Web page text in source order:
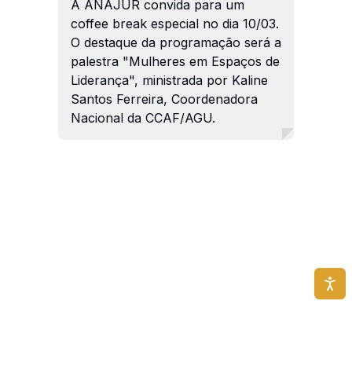
A ANAJUR convida para um
coffee break especial no dia 10/03.
O destaque da programação será a
palestra "Mulheres em Espaços de
Liderança", ministrada por Kaline
Santos Ferreira, Coordenadora
Nacional da CCAF/AGU.